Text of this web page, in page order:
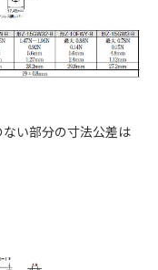
い部分の寸法公差は